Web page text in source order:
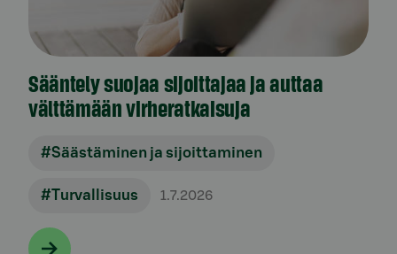
Sääntely suojaa sijoittajaa ja auttaa
välttämään virheratkaisuja
#Säästäminen ja sijoittaminen
#Turvallisuus 1.7.2026